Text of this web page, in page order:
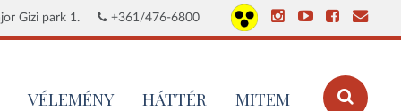
Gizi park 1. +361/476-6800
VÉLEMÉNY HÁTTÉR MITEM